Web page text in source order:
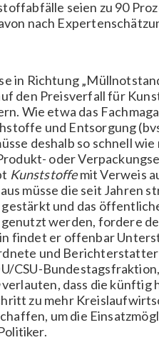
seien zu 90
nach
in Richtung
den Preisverfall für
Wie etwa das
und Entsorgung
deshalb so schnell
oder
Kunststoffemit Verweis
müsse die seit Jahren
und das
werden, fordere
findet er offenbar
und
CSU-
verlauten, dass die künftig
zu mehr
um die